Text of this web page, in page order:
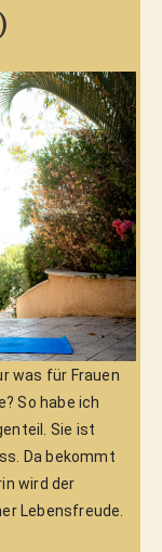
was für Frauen
So habe ich
Sie ist
Da bekommt
wird der
Lebensfreude.